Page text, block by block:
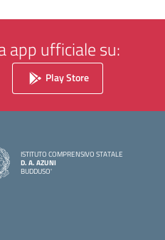
app ufficiale su:
Play Store
ISTITUTO COMPRENSIVO STATALE
D. A. AZUNI
BUDDUSO'